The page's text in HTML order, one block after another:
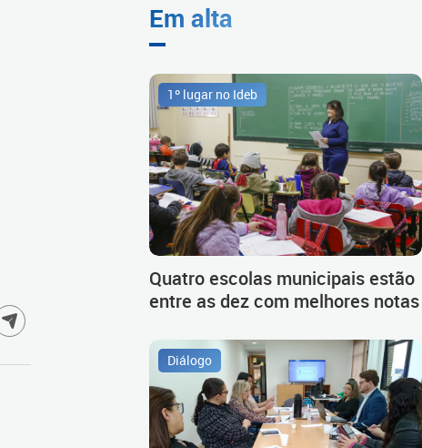
Em alta
1º lugar no Ideb
Quatro escolas municipais estão
entre as dez com melhores notas
Diálogo